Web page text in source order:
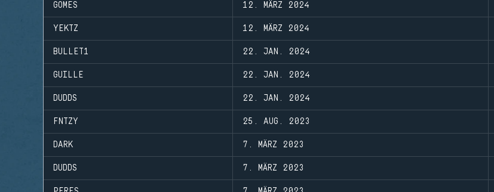
GOMES 12. MÄRZ 2024
YEKTZ 12. MÄRZ 2024
BULLET1 22. JAN. 2024
GUILLE 22. JAN. 2024
DUDDS 22. JAN. 2024
FNTZY 25. AUG. 2023
DARK 7. MÄRZ 2023
DUDDS 7. MÄRZ 2023